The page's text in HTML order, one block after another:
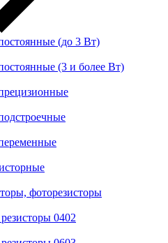
(до 3 Вт)
(3 и более Вт)
фоторезисторы
0402